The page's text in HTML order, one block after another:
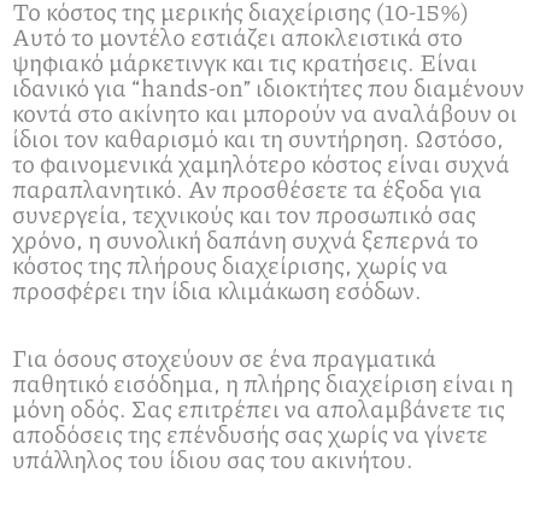
Το κόστος της μερικής διαχείρισης (10-15%)
Αυτό το μοντέλο εστιάζει αποκλειστικά στο
ψηφιακό μάρκετινγκ και τις κρατήσεις. Είναι
ιδανικό για “hands-on” ιδιοκτήτες που διαμένουν
κοντά στο ακίνητο και μπορούν να αναλάβουν οι
ίδιοι τον καθαρισμό και τη συντήρηση. Ωστόσο,
το φαινομενικά χαμηλότερο κόστος είναι συχνά
παραπλανητικό. Αν προσθέσετε τα έξοδα για
συνεργεία, τεχνικούς και τον προσωπικό σας
χρόνο, η συνολική δαπάνη συχνά ξεπερνά το
κόστος της πλήρους διαχείρισης, χωρίς να
προσφέρει την ίδια κλιμάκωση εσόδων.
Για όσους στοχεύουν σε ένα πραγματικά
παθητικό εισόδημα, η πλήρης διαχείριση είναι η
μόνη οδός. Σας επιτρέπει να απολαμβάνετε τις
αποδόσεις της επένδυσής σας χωρίς να γίνετε
υπάλληλος του ίδιου σας του ακινήτου.